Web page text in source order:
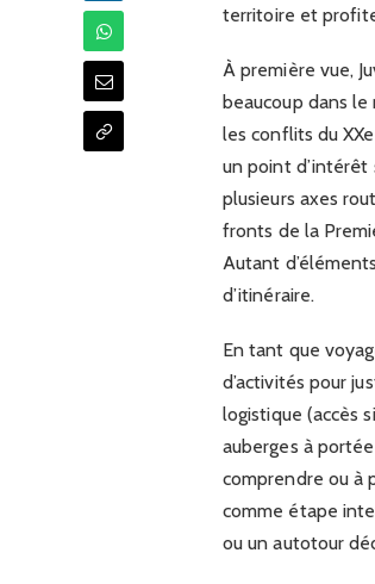
territoire et
À première vue,
beaucoup dans
les conflits du
un point d’intérêt
plusieurs axes
fronts de la
Autant
d’itinéraire.
En tant que
d’activités pour
logistique (accès
auberges à
comprendre ou à
comme étape
ou un autotour